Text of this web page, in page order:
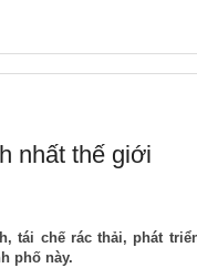
nhất thế giới
tái chế rác thải, phát
phố này.